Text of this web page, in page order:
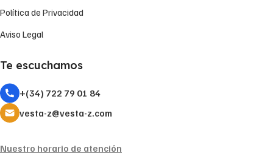
Política de Privacidad
Aviso Legal
Te escuchamos
+(34) 722 79 01 84
vesta-z@vesta-z.com
Nuestro horario de atención